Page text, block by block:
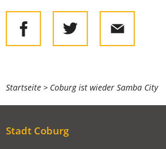
Sie
befinden
sich
Startseite Coburg ist wieder Samba City
Stadt Coburg